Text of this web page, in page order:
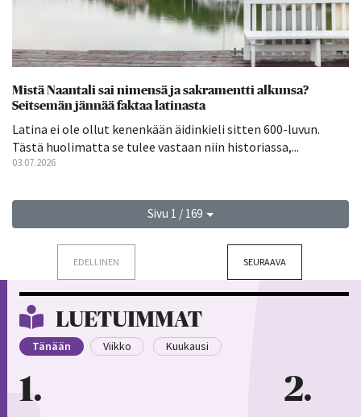
Mistä Naantali sai nimensä ja sakramentti alkunsa?
Seitsemän jännää faktaa latinasta
Latina ei ole ollut kenenkään äidinkieli sitten 600-luvun.
Tästä huolimatta se tulee vastaan niin historiassa,...
03.07.2026
Sivu 1 / 169
EDELLINEN SEURAAVA
LUETUIMMAT
Tänään Viikko Kuukausi
1 2